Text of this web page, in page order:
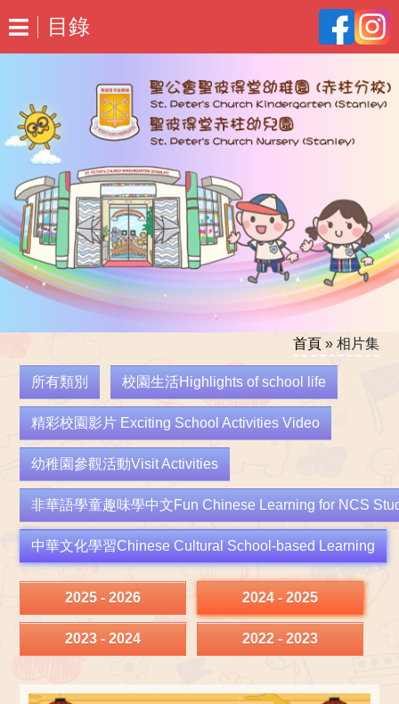
目錄
首頁» 相片集
所有類別 校園生活Highlights of school life
精彩校園影片 Exciting School Activities Video
幼稚園參觀活動Visit Activities
非華語學童趣味學中文Fun Chinese Learning for NCS
中華文化學習Chinese Cultural School-based Learning
2025 - 2026 2024 - 2025
2023 - 2024 2022 - 2023